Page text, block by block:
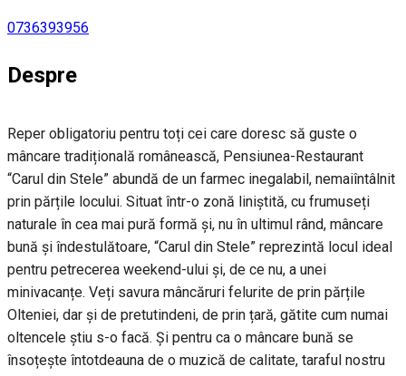
0736393956
Despre
Reper obligatoriu pentru toți cei care doresc să guste o
mâncare tradițională românească, Pensiunea-Restaurant
“Carul din Stele” abundă de un farmec inegalabil, nemaiîntâlnit
prin părțile locului. Situat într-o zonă liniștită, cu frumuseți
naturale în cea mai pură formă și, nu în ultimul rând, mâncare
bună și îndestulătoare, “Carul din Stele” reprezintă locul ideal
pentru petrecerea weekend-ului și, de ce nu, a unei
minivacanțe. Veți savura mâncăruri felurite de prin părțile
Olteniei, dar și de pretutindeni, de prin țară, gătite cum numai
oltencele știu s-o facă. Și pentru ca o mâncare bună se
însoțește întotdeauna de o muzică de calitate, taraful nostru